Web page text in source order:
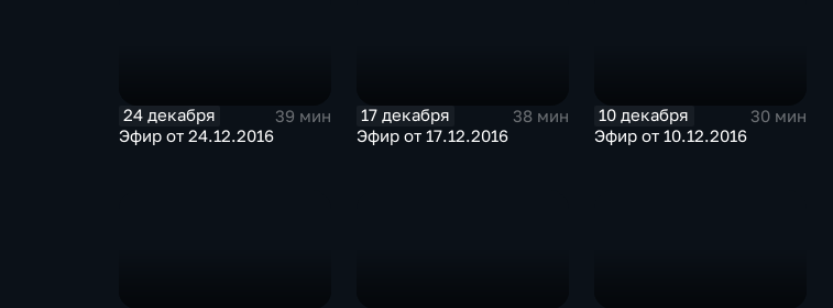
24 декабря
39 мин
Эфир от 24.12.2016
17 декабря
38 мин
Эфир от 17.12.2016
10 декабря
30 мин
Эфир от 10.12.2016